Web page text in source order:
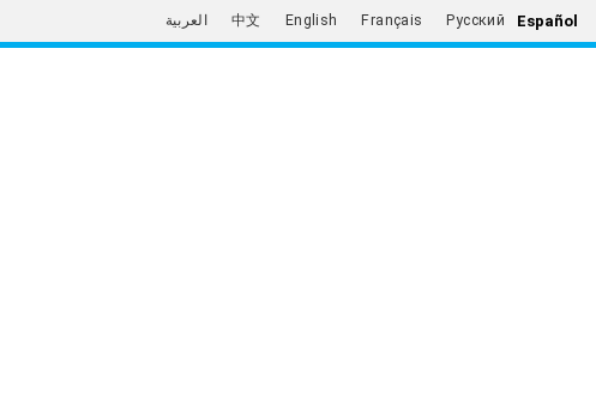
العربية 中文 English Français Русский Español